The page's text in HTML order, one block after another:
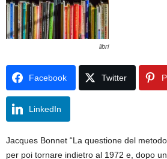
libri
Facebook Twitter
LinkedIn
Jacques Bonnet “La questione del
per poi tornare indietro al 1972 e, dopo